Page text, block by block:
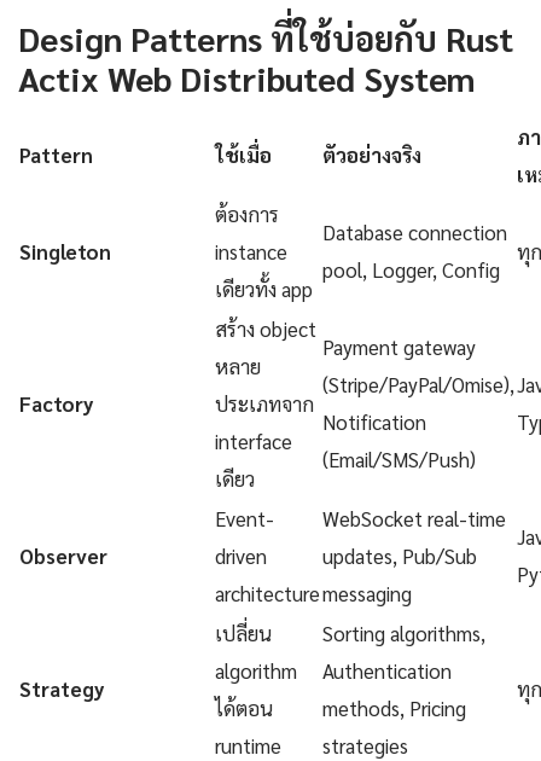
Design Patterns ที่ใช้บ่อยกับ Rust
Actix Web Distributed System
Pattern ใช้เมื่อ ตัวอย่างจริง
ภ
เ
Singleton
ต้องการ
instance
เดียวทั้ง app
Database connection
pool, Logger, Config
ทุ
Factory
สร้าง object
หลาย
ประเภทจาก
interface
เดียว
Payment gateway
(Stripe/PayPal/Omise),
Notification
(Email/SMS/Push)
Observer
Event-
driven
architecture
WebSocket real-time
updates, Pub/Sub
messaging
Strategy
เปลี่ยน
algorithm
ได้ตอน
runtime
Sorting algorithms,
Authentication
methods, Pricing
strategies
ทุ